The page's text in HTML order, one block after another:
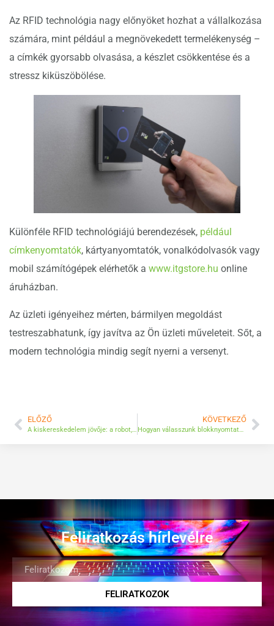
Az RFID technológia nagy előnyöket hozhat a vállalkozása
számára, mint például a megnövekedett termelékenység –
a címkék gyorsabb olvasása, a készlet csökkentése és a
stressz kiküszöbölése.
Különféle RFID technológiájú berendezések, például
címkenyomtatók, kártyanyomtatók, vonalkódolvasók vagy
mobil számítógépek elérhetők a www.itgstore.hu online
áruházban.
Az üzleti igényeihez mérten, bármilyen megoldást
testreszabhatunk, így javítva az Ön üzleti műveleteit. Sőt, a
modern technológia mindig segít nyerni a versenyt.
ELŐZŐ
A kiskereskedelem jövője: a robot, amely átvizsgálja a boltok polcait így fokozva az értékesítést
KÖVETKEZŐ
Hogyan válasszunk blokknyomtatót, anélkül, hogy egy vagyon költenénk rá?
Feliratkozás hírlevélre
FELIRATKOZOK